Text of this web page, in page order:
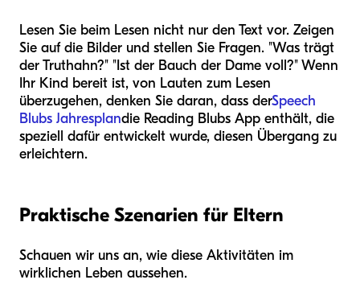
Lesen Sie beim Lesen nicht nur den Text vor. Zeigen
Sie auf die Bilder und stellen Sie Fragen. "Was trägt
der Truthahn?" "Ist der Bauch der Dame voll?" Wenn
Ihr Kind bereit ist, von Lauten zum Lesen
überzugehen, denken Sie daran, dass derSpeech
Blubs Jahresplandie Reading Blubs App enthält, die
speziell dafür entwickelt wurde, diesen Übergang zu
erleichtern.
Praktische Szenarien für Eltern
Schauen wir uns an, wie diese Aktivitäten im
wirklichen Leben aussehen.